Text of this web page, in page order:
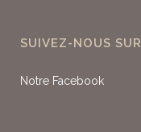
SUIVEZ-NOUS SUR
Notre Facebook